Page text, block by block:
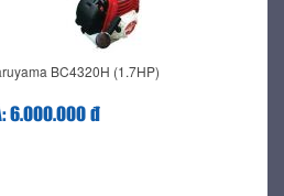
BC4320H (1.7HP)
6.000.000 đ